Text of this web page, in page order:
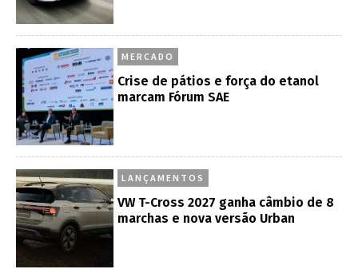
MERCADO
Crise de pátios e força do etanol
marcam Fórum SAE
LANÇAMENTOS
VW T-Cross 2027 ganha câmbio de 8
marchas e nova versão Urban